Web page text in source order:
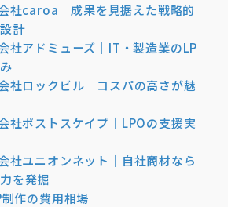
社caroa｜成果を見据えた戦略的
計
社アドミューズ｜IT・製造業のLP
社ロックビル｜コスパの高さが魅
社ポストスケイプ｜LPOの支援実
社ユニオンネット｜自社商材なら
を発掘
作の費用相場